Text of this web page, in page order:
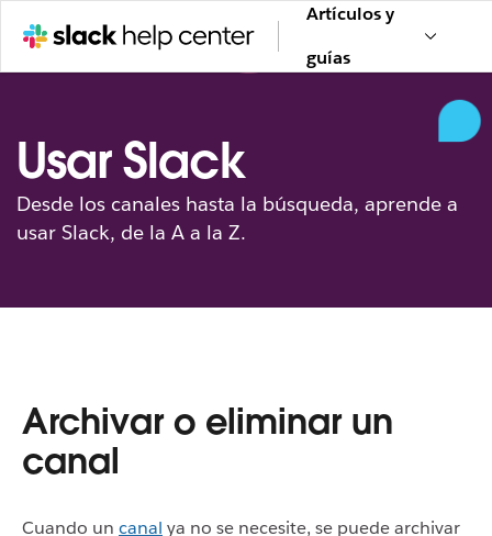
Artículos y
guías
Usar Slack
Desde los canales hasta la búsqueda, aprende a
usar Slack, de la A a la Z.
Archivar o eliminar un
canal
Cuando un canal ya no se necesite, se puede archivar